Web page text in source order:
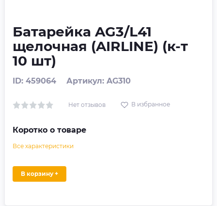
Батарейка AG3/L41
щелочная (AIRLINE) (к-т
10 шт)
ID: 459064 Артикул: AG310
Нет отзывов В избранное
Коротко о товаре
Все характеристики
В корзину +